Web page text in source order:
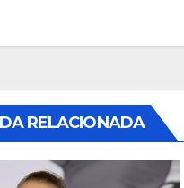
RELACIONADA